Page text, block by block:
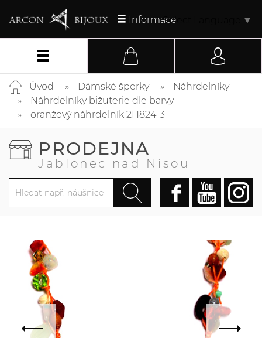
InformaceSelect Language ▼
Úvod Dámské šperky
Náhrdelníky
Náhrdelníky bižuterie dle barvy
oranžový náhrdelník 2H824-3
PRODEJNA
Jablonec nad Nisou